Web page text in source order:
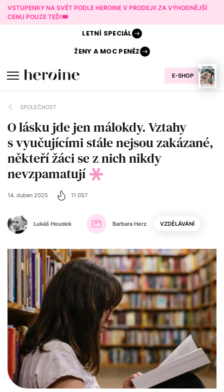
VSTUPENKY NA SVĚT PODLE HEROINE V PRODEJI! ZA VÝHODNĚJŠÍ
CENU POUZE TEĎ!🎟️
E-SHOP
LETNÍ SPECIÁL
ŽENY AMOC PENĚZ
SPOLEČNOST
O lásku jde jen málokdy. Vztahy
s vyučujícími stále nejsou zakázané,
někteří žáci se z nich nikdy
nevzpamatují
Lukáš Houdek Barbara Herz
14. duben 2025 11 057
VZDĚLÁVÁNÍ